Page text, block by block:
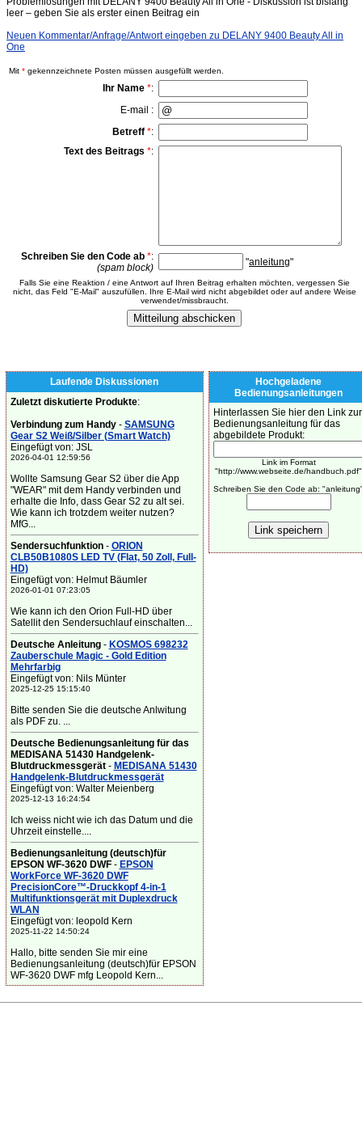
leer – geben Sie als erster einen Beitrag ein
Neuen Kommentar/Anfrage/Antwort eingeben zu DELANY 9400 Beauty All in
One
Mit * gekennzeichnete Posten müssen ausgefüllt werden.
Ihr Name *:
E-mail :
Betreff *:
Text des Beitrags *:
Schreiben Sie den Code ab *:
(spam block)
"anleitung"
Falls Sie eine Reaktion / eine Antwort auf Ihren Beitrag erhalten möchten, vergessen Sie
nicht, das Feld "E-Mail" auszufüllen. Ihre E-Mail wird nicht abgebildet oder auf andere Weise
verwendet/missbraucht.
Laufende Diskussionen
Zuletzt diskutierte Produkte:
Verbindung zum Handy- SAMSUNG
Gear S2 Weiß/Silber (Smart Watch)
Eingefügt von: JSL
2026-04-01 12:59:56
Wollte Samsung Gear S2 über die App
"WEAR" mit dem Handy verbinden und
erhalte die Info, dass Gear S2 zu alt sei.
Wie kann ich trotzdem weiter nutzen?
MfG...
Sendersuchfunktion- ORION
CLB50B1080S LED TV (Flat, 50 Zoll, Full-
HD)
Eingefügt von: Helmut Bäumler
2026-01-01 07:23:05
Wie kann ich den Orion Full-HD über
Satellit den Sendersuchlauf einschalten...
Deutsche Anleitung- KOSMOS 698232
Zauberschule Magic - Gold Edition
Mehrfarbig
Eingefügt von: Nils Münter
2025-12-25 15:15:40
Bitte senden Sie die deutsche Anlwitung
als PDF zu. ...
Deutsche Bedienungsanleitung für das
MEDISANA 51430 Handgelenk-
Blutdruckmessgerät- MEDISANA 51430
Handgelenk-Blutdruckmessgerät
Eingefügt von: Walter Meienberg
2025-12-13 16:24:54
Ich weiss nicht wie ich das Datum und die
Uhrzeit einstelle....
Bedienungsanleitung (deutsch)für
EPSON WF-3620 DWF- EPSON
WorkForce WF-3620 DWF
PrecisionCore™-Druckkopf 4-in-1
Multifunktionsgerät mit Duplexdruck
WLAN
Eingefügt von: leopold Kern
2025-11-22 14:50:24
Hallo, bitte senden Sie mir eine
Bedienungsanleitung (deutsch)für EPSON
WF-3620 DWF mfg Leopold Kern...
Hochgeladene
Bedienungsanleitungen
Hinterlassen Sie hier den Link zur
Bedienungsanleitung für das
abgebildete Produkt:
Link im Format
"http://www.webseite.de/handbuch.pdf"
Schreiben Sie den Code ab: